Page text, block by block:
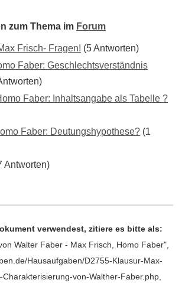
zum Thema im Forum
Frisch- Fragen! (5 Antworten)
Faber: Geschlechtsverständnis
Faber: Inhaltsangabe als Tabelle ?
Faber: Deutungshypothese? (1
Antworten)
verwendest, zitiere es bitte als:
Walter Faber - Max Frisch, Homo Faber",
Hausaufgaben/D2755-Klausur-Max-
von-Walther-Faber.php,